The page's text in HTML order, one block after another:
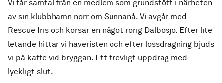
Vi får samtal från en medlem som grundstött i närheten
av sin klubbhamn norr om Sunnanå. Vi avgår med
Rescue Iris och korsar en något rörig Dalbosjö. Efter lite
letande hittar vi haveristen och efter lossdragning bjuds
vi på kaffe vid bryggan. Ett trevligt uppdrag med
lyckligt slut.